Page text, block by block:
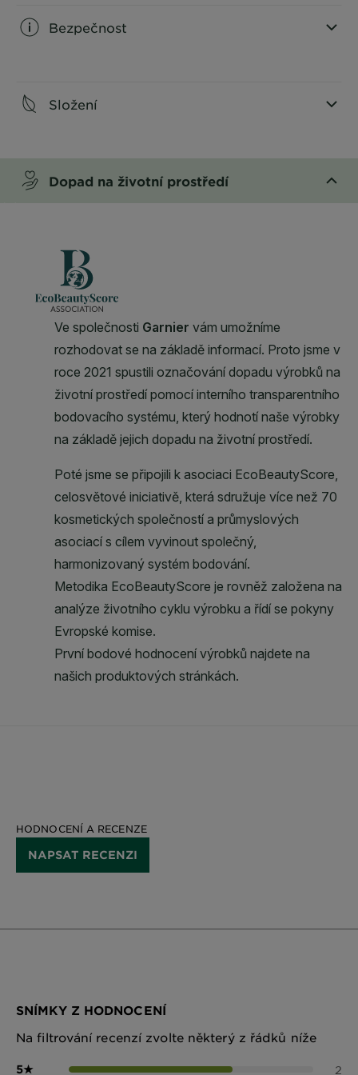
Bezpečnost
Složení
Dopad na životní prostředí
HODNOCENÍ A RECENZE
NAPSAT RECENZI
SNÍMKY Z HODNOCENÍ
Na filtrování recenzí zvolte některý z řádků níže
5★ 2